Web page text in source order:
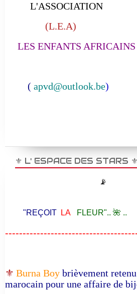
L'ASSOCIATION
(L.E.A)
LES ENFANTS AFRICAINS
( apvd@outlook.be)
⚜️ L' ESPACE DES STARS ⚜️
📡
"REÇOIT LA FLEUR".. 🌺 ..
⚜️ Burna Boy brièvement
marocain pour une affaire de